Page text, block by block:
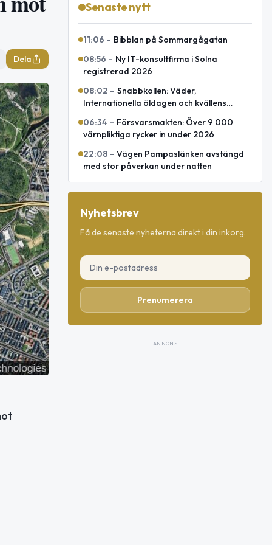
Dela
Senaste nytt
11:06 – Bibblan på Sommargågatan
08:56 – Ny IT-konsultfirma i Solna
registrerad 2026
08:02 – Snabbkollen: Väder,
Internationella öldagen och kvällens
06:34 – Försvarsmakten: Över 9 000
värnpliktiga rycker in under 2026
22:08 – Vägen Pampaslänken avstängd
med stor påverkan under natten
Nyhetsbrev
Få de senaste nyheterna direkt i din inkorg.
Prenumerera
ANNONS